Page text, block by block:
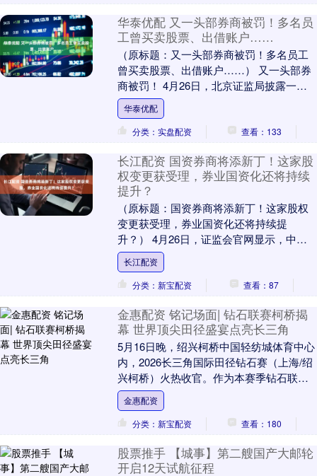
华泰优配 又一头部券商被罚！多名员
工曾买卖股票、出借账户……
（原标题：又一头部券商被罚！多名员工
曾买卖股票、出借账户……） 又一头部券
商被罚！ 4月26日，北京证监局披露一则
行政监管措施：因在合规管理方面存在多
名员工曾买....
华泰优配
分类：实盘配资
查看：133
长江配资 国资券商将添新丁！这家股
权变更获受理，券业国资化还将持续
提升？
（原标题：国资券商将添新丁！这家股权
变更获受理，券业国资化还将持续提
升？） 4月26日，证监会官网显示，中国
证监会已受理德邦证券股权变更的行政许
可申请，宣告又一....
长江配资
分类：新宝配资
查看：87
金惠配资 铭记场面| 钻石联赛柯桥揭
幕 世界顶尖田径盛宴点亮长三角
5月16日晚，绍兴柯桥中国轻纺城体育中心
内，2026长三角国际田径钻石赛（上海/绍
兴柯桥）火热收官。作为本赛季钻石联赛
揭幕战，这场顶级赛事汇聚48个国家和地
区的....
金惠配资
分类：新宝配资
查看：180
股票推手 【城事】第二艘国产大邮轮
开启12天试航征程